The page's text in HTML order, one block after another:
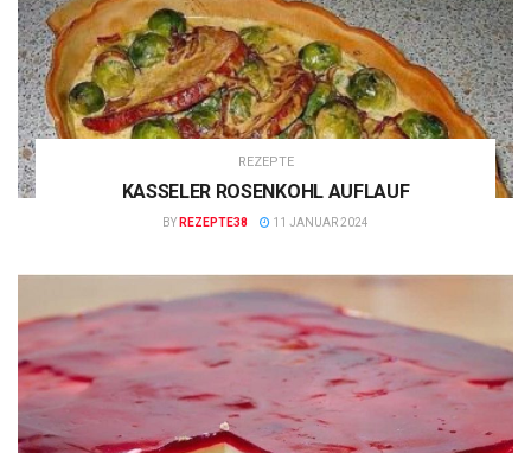
REZEPTE
KASSELER ROSENKOHL AUFLAUF
BY REZEPTE38 11 JANUAR 2024